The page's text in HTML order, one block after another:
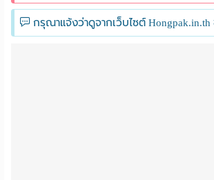
กรุณาแจ้งว่าดูจากเว็บไซต์